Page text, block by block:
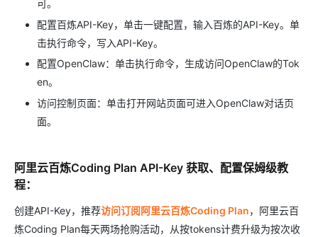
可。
配置百炼API-Key，单击一键配置，输入百炼的API-Key。单
击执行命令，写入API-Key。
配置OpenClaw：单击执行命令，生成访问OpenClaw的Tok
en。
访问控制页面：单击打开网站页面可进入OpenClaw对话页
面。
阿里云百炼Coding Plan API-Key 获取、配置保姆级教
程：
创建API-Key，推荐访问订阅阿里云百炼Coding Plan，阿里云百
炼Coding Plan每天两场抢购活动，从按tokens计费升级为按次收